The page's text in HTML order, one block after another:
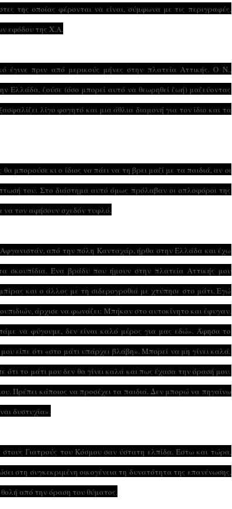
της οποίας φέρονται να είναι, σύμφωνα με τις περιγραφές,
εφόδου της Χ.Α.
έγινε πριν από μερικούς μήνες στην πλατεία Αττικής. Ο N.,
Ελλάδα, ζούσε (όσο μπορεί αυτό να θεωρηθεί ζωή) μαζεύοντας
λίγο φαγητό και μια άθλια διαμονή για τον ίδιο και τα
μπορούσε κι ο ίδιος να πάει να τη βρει μαζί με τα παιδιά, αν οι
του. Στο διάστημα αυτό όμως πρόλαβαν οι οπλοφόροι της
να τον αφήσουν σχεδόν τυφλό.
Αφγανιστάν, από την πόλη Κανταχάρ, ήρθα στην Ελλάδα και έχω
σκουπίδια. Ένα βράδυ που ήμουν στην πλατεία Αττικής μου
και ο άλλος με τη σιδερογροθιά με χτύπησε στο μάτι. Εγώ
άρχισε να φωνάζει: Μπήκαν στο αυτοκίνητο και έφυγαν.
να φύγουμε, δεν είναι καλό μέρος για μας εδώ». Άφησα το
είπε ότι «στο μάτι υπάρχει βλάβη». Μπορεί να μη γίνει καλά.
το μάτι μου δεν θα γίνει καλά και πως έχασα την όρασή μου.
Πρέπει κάποιος να προσέχει τα παιδιά. Δεν μπορώ να πηγαίνω
δυστυχία».
στους Γιατρούς του Κόσμου σαν ύστατη ελπίδα. Έστω και τώρα,
στη συγκεκριμένη οικογένεια τη δυνατότητα της επανένωσης,
από την όραση του θύματος.